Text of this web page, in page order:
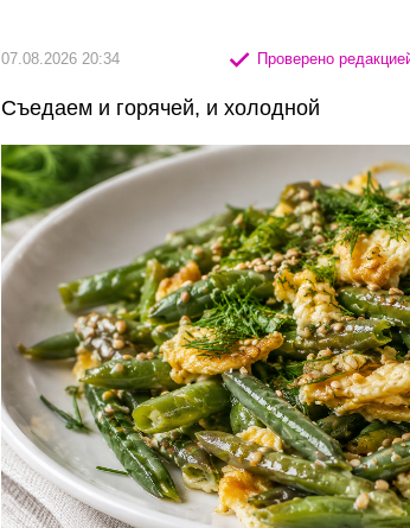
07.08.2026 20:34 Проверено
Съедаем и горячей, и холодной